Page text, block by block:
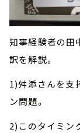
知事経験者の田
訳を解説。
1)舛添さんを支
ン問題。
2)このタイミン